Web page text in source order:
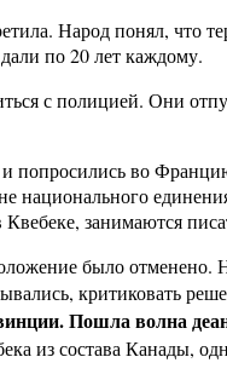
Народ понял, что
по 20 лет каждому.
с полицией. Они
и попросились во
занимаются
было
критиковать
Пошла волна
из состава Канады,